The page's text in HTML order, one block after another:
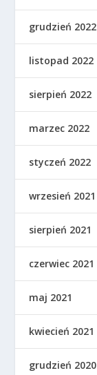
grudzień 2022
listopad 2022
sierpień 2022
marzec 2022
styczeń 2022
wrzesień 2021
sierpień 2021
czerwiec 2021
maj 2021
kwiecień 2021
grudzień 2020